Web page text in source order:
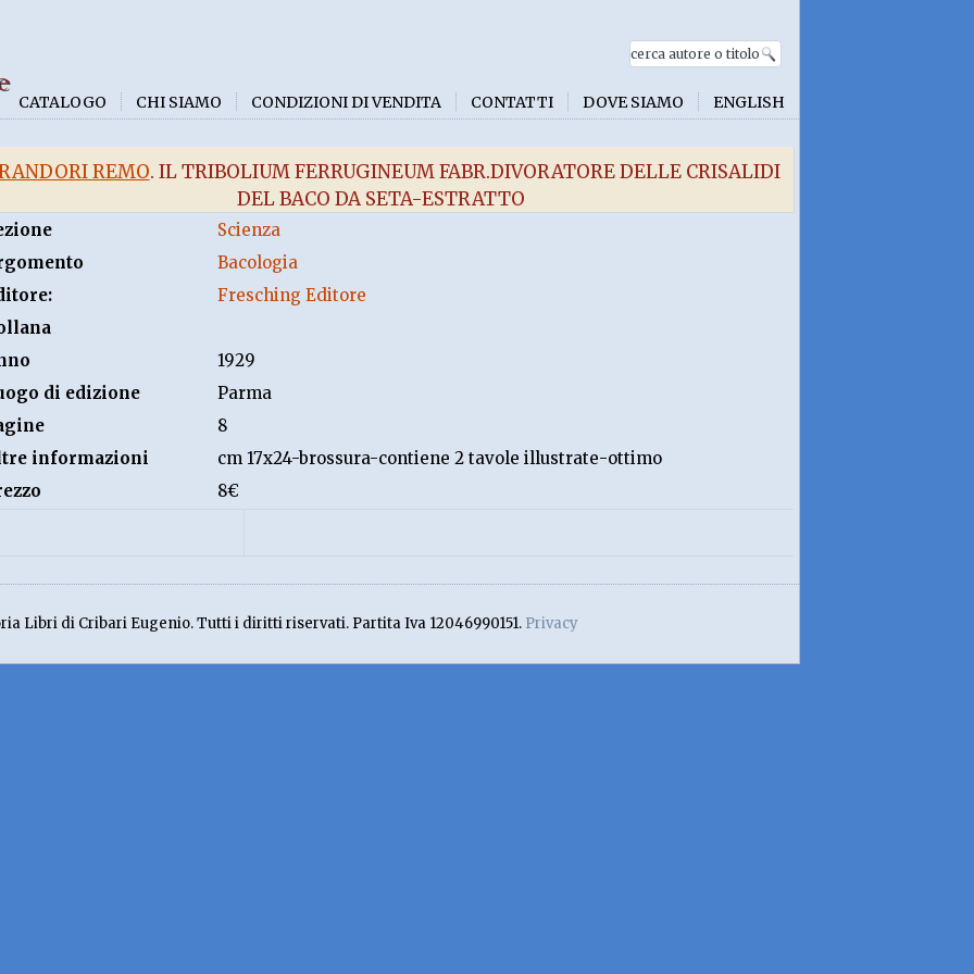
CATALOGO CHI SIAMO CONDIZIONI DI VENDITA CONTATTI DOVE SIAMO ENGLISH
REMO. IL TRIBOLIUM FERRUGINEUM FABR.DIVORATORE DELLE CRISALIDI
DEL BACO DA SETA-ESTRATTO
Scienza
Bacologia
Fresching Editore
1929
di edizione
Parma
8
informazioni
cm 17x24-brossura-contiene 2 tavole illustrate-ottimo
8€
Libri di Cribari Eugenio. Tutti i diritti riservati. Partita Iva 12046990151. Privacy